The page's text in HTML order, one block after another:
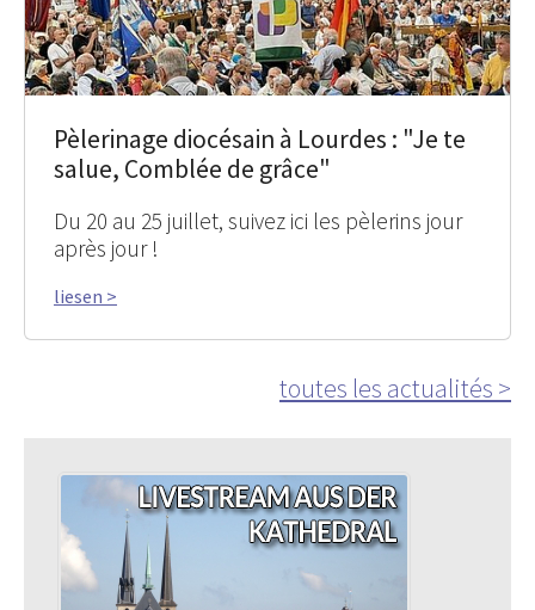
Pèlerinage diocésain à Lourdes : "Je te
salue, Comblée de grâce"
Du 20 au 25 juillet, suivez ici les pèlerins jour
après jour !
liesen >
toutes les actualités >